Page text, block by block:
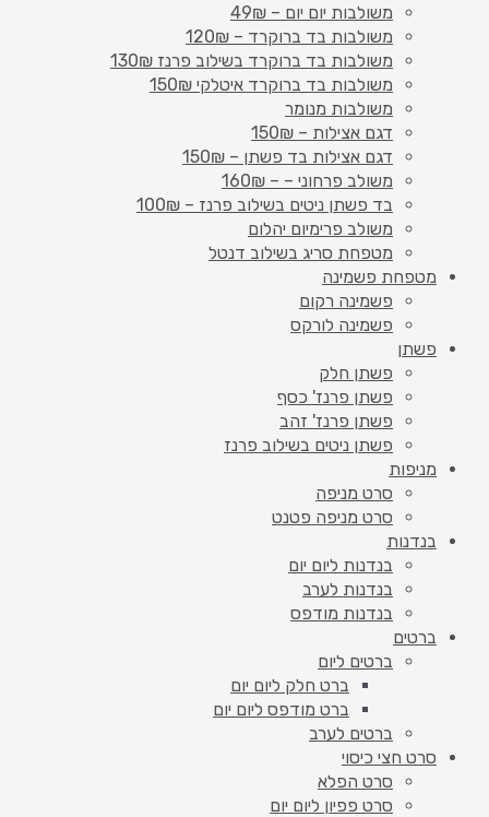
משולבות יום יום – 49₪
משולבות בד ברוקרד – 120₪
משולבות בד ברוקרד בשילוב פרנז 130₪
משולבות בד ברוקרד איטלקי 150₪
משולבות מנומר
דגם אצילות – 150₪
דגם אצילות בד פשתן – 150₪
משולב פרחוני – – 160₪
בד פשתן ניטים בשילוב פרנז – 100₪
משולב פרימיום יהלום
מטפחת סריג בשילוב דנטל
מטפחת פשמינה
פשמינה רקום
פשמינה לורקס
פשתן
פשתן חלק
פשתן פרנז' כסף
פשתן פרנז' זהב
פשתן ניטים בשילוב פרנז
מניפות
סרט מניפה
סרט מניפה פטנט
בנדנות
בנדנות ליום יום
בנדנות לערב
בנדנות מודפס
ברטים
ברטים ליום
ברט חלק ליום יום
ברט מודפס ליום יום
ברטים לערב
סרט חצי כיסוי
סרט הפלא
סרט פפיון ליום יום